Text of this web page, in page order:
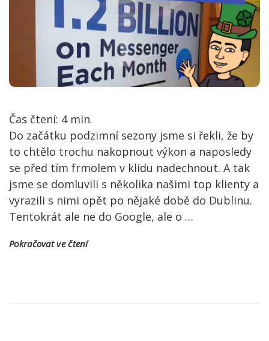
Čas čtení: 4 min.
Do začátku podzimní sezony jsme si řekli, že by
to chtělo trochu nakopnout výkon a naposledy
se před tím frmolem v klidu nadechnout. A tak
jsme se domluvili s několika našimi top klienty a
vyrazili s nimi opět po nějaké době do Dublinu.
Tentokrát ale ne do Google, ale o …
Pokračovat ve čtení